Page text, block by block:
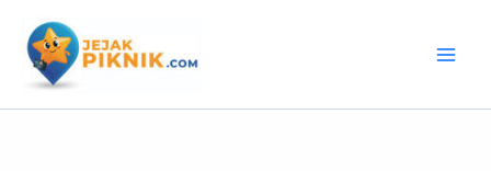
konten